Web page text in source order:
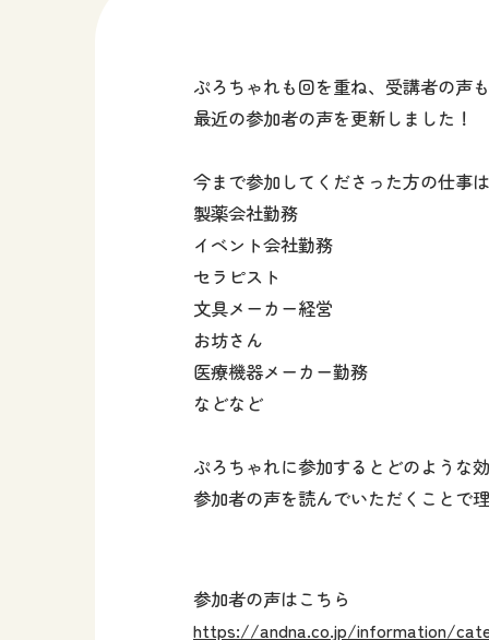
ぷろちゃれも回を重ね、受講者の声
最近の参加者の声を更新しました！
今まで参加してくださった方の仕事
製薬会社勤務
イベント会社勤務
セラピスト
文具メーカー経営
お坊さん
医療機器メーカー勤務
などなど
ぷろちゃれに参加するとどのような
参加者の声を読んでいただくことで
参加者の声はこちら
https://andna.co.jp/information/